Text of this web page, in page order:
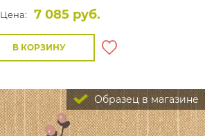
Цена:
7 085 руб.
В КОРЗИНУ
Образец в магазине